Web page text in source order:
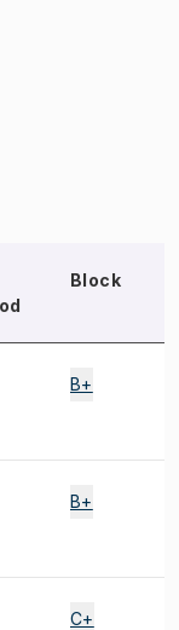
Block
B+
B+
C+